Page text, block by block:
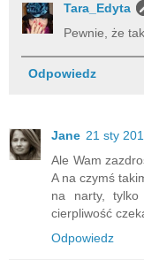
Tara_Edyta
Pewnie, że
Odpowiedz
Jane 21 sty
Ale Wam
A na czymś
na narty,
cierpliwość
Odpowiedz